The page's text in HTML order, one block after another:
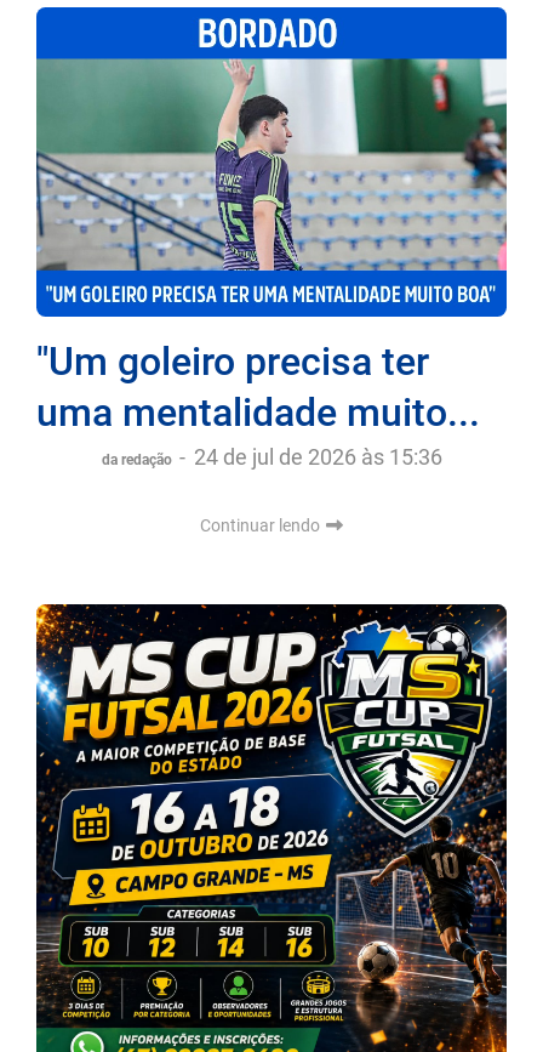
"Um goleiro precisa ter
uma mentalidade muito...
da redação - 24 de jul de 2026 às 15:36
Continuar lendo